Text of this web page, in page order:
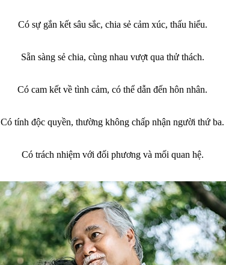
Có sự gắn kết sâu sắc, chia sẻ cảm xúc, thấu hiểu.
Sẵn sàng sẻ chia, cùng nhau vượt qua thử thách.
Có cam kết về tình cảm, có thể dẫn đến hôn nhân.
Có tính độc quyền, thường không chấp nhận người thứ ba.
Có trách nhiệm với đối phương và mối quan hệ.